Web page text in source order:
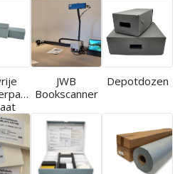
JWB
Bookscanner
Depotdozen